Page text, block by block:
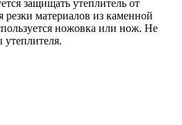
защищать утеплитель от
материалов из каменной
ножовка или нож. Не
утеплителя.